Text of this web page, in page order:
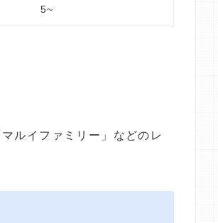
5~
ルイファミリー」などのレ